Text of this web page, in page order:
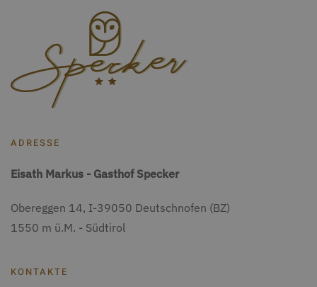
ADRESSE
Eisath Markus - Gasthof Specker
Obereggen 14, I-39050 Deutschnofen (BZ)
1550 m ü.M. - Südtirol
KONTAKTE